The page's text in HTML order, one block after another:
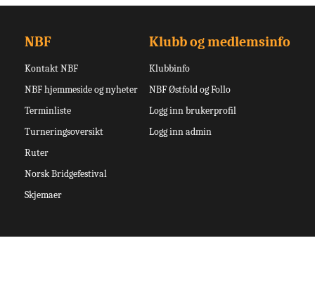
NBF
Kontakt NBF
NBF hjemmeside og nyheter
Terminliste
Turneringsoversikt
Ruter
Norsk Bridgefestival
Skjemaer
Klubb og medlemsinfo
Klubbinfo
NBF Østfold og Follo
Logg inn brukerprofil
Logg inn admin